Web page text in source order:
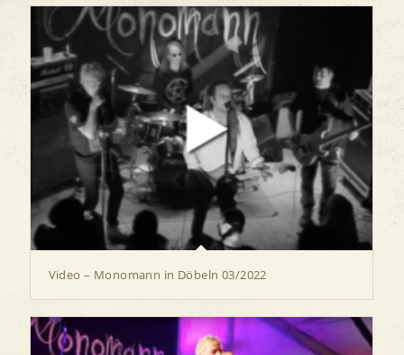
Video – Monomann in Döbeln 03/2022